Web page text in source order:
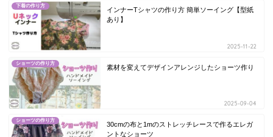
下着の作り方
インナーTシャツの作り方 簡単ソーイング【型紙
あり】
2025-11-22
ショーツの作り方
素材を変えてデザインアレンジしたショーツ作り
2025-09-04
ショーツの作り方
30cmの布と1mのストレッチレースで作るエレガ
ントなショーツ